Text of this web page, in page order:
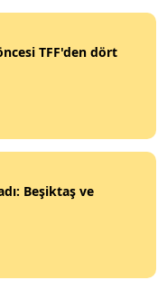
TFF'den dört
Beşiktaş ve